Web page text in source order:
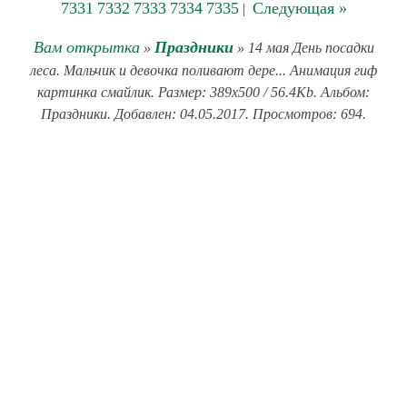
7331 7332 7333 7334 7335| Следующая »
Вам открытка» Праздники» 14 мая День посадки
леса. Мальчик и девочка поливают дере... Анимация гиф
картинка смайлик. Размер: 389x500 / 56.4Kb. Альбом:
Праздники. Добавлен: 04.05.2017. Просмотров: 694.